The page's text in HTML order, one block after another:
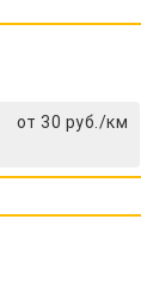
от 30 руб./км